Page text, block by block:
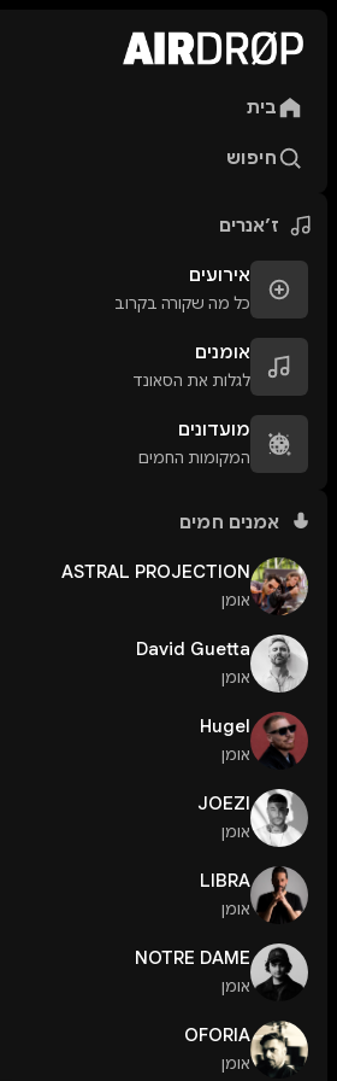
בית
חיפוש
ז׳אנרים
אירועים
כל מה שקורה בקרוב
אומנים
לגלות את הסאונד
מועדונים
המקומות החמים
אמנים חמים
ASTRAL PROJECTION
אומן
David Guetta
אומן
Hugel
אומן
JOEZI
אומן
LIBRA
אומן
NOTRE DAME
אומן
OFORIA
אומן